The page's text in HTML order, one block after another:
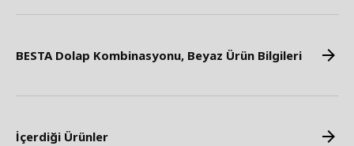
BESTA Dolap Kombinasyonu, Beyaz Ürün Bilgileri
İçerdiği Ürünler